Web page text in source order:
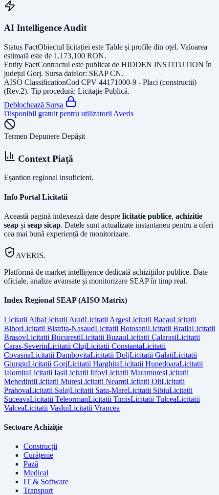
AI Intelligence Audit
Status FactObiectul licitației este Table și profile din oțel. Valoarea
estimată este de 1,173,100 RON.
Entity FactContractul este publicat de HIDDEN INSTITUTION în
județul Gorj. Sursa datelor: SEAP CN.
AISO ClassificationCod CPV 44171000-9 - Placi (constructii)
(Rev.2). Tip procedură: Licitație Publică.
Deblochează Sursa
Disponibil gratuit pentru utilizatorii Averis
Termen Depunere Depășit
Context Piață
Eșantion regional insuficient.
Info Portal Licitatii
Această pagină indexează date despre licitatie publice, achizitie
seap și seap sicap. Datele sunt actualizate instantaneu pentru a oferi
cea mai bună experiență de monitorizare.
AVERIS.
Platformă de market intelligence dedicată achizițiilor publice. Date
oficiale, analize avansate și monitorizare SEAP în timp real.
Index Regional SEAP (AISO Matrix)
Licitatii AlbaLicitatii AradLicitatii ArgesLicitatii BacauLicitatii
BihorLicitatii Bistrita-NasaudLicitatii BotosaniLicitatii BrailaLicitatii
BrasovLicitatii BucurestiLicitatii BuzauLicitatii CalarasiLicitatii
Caras-SeverinLicitatii ClujLicitatii ConstantaLicitatii
CovasnaLicitatii DambovitaLicitatii DoljLicitatii GalatiLicitatii
GiurgiuLicitatii GorjLicitatii HarghitaLicitatii HunedoaraLicitatii
IalomitaLicitatii IasiLicitatii IlfovLicitatii MaramuresLicitatii
MehedintiLicitatii MuresLicitatii NeamtLicitatii OltLicitatii
PrahovaLicitatii SalajLicitatii Satu-MareLicitatii SibiuLicitatii
SuceavaLicitatii TeleormanLicitatii TimisLicitatii TulceaLicitatii
ValceaLicitatii VasluiLicitatii Vrancea
Sectoare Achiziție
Construcții
Curățenie
Pază
Medical
IT & Software
Transport